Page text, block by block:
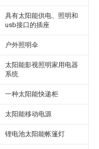
具有太阳能供电、照明和
usb接口的插座
户外照明伞
太阳能影视照明家用电器
系统
一种太阳能快递柜
太阳能移动电源
锂电池太阳能帐篷灯